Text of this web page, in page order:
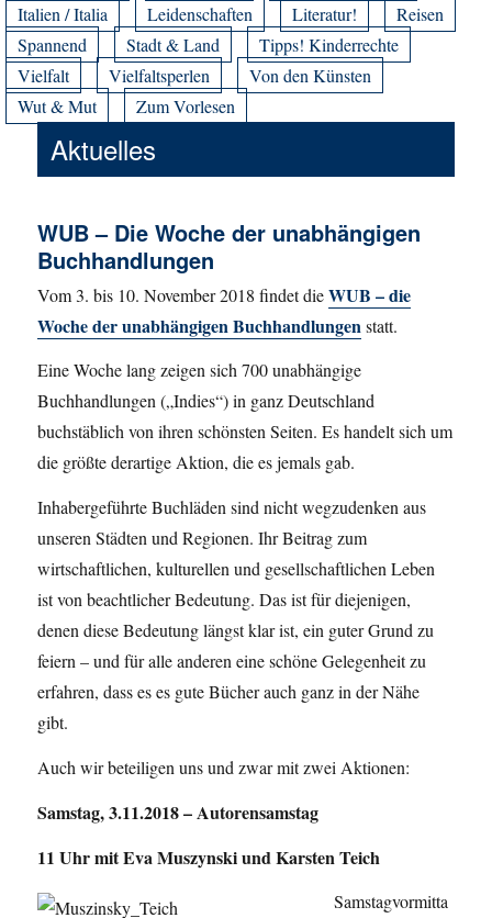
Italien / Italia
Leidenschaften Literatur!
Reisen
Spannend
Stadt & Land
Tipps! Kinderrechte
Vielfalt
Vielfaltsperlen
Von den Künsten
Wut & Mut
Zum Vorlesen
Aktuelles
WUB – Die Woche der unabhängigen
Buchhandlungen
Vom 3. bis 10. November 2018 findet dieWUB – die
Woche der unabhängigen Buchhandlungen statt.
Eine Woche lang zeigen sich 700 unabhängige
Buchhandlungen („Indies“) in ganz Deutschland
buchstäblich von ihren schönsten Seiten. Es handelt sich um
die größte derartige Aktion, die es jemals gab.
Inhabergeführte Buchläden sind nicht wegzudenken aus
unseren Städten und Regionen. Ihr Beitrag zum
wirtschaftlichen, kulturellen und gesellschaftlichen Leben
ist von beachtlicher Bedeutung. Das ist für diejenigen,
denen diese Bedeutung längst klar ist, ein guter Grund zu
feiern – und für alle anderen eine schöne Gelegenheit zu
erfahren, dass es es gute Bücher auch ganz in der Nähe
gibt.
Auch wir beteiligen uns und zwar mit zwei Aktionen:
Samstag, 3.11.2018 – Autorensamstag
11 Uhr mit Eva Muszynski und Karsten Teich
Samstagvormitta